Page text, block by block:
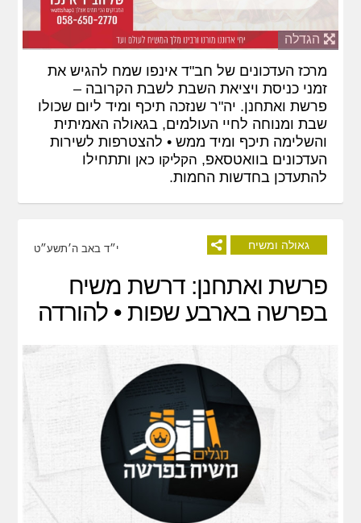
הגדלה
מרכז העדכונים של חב"ד אינפו שמח להגיש את
זמני כניסת ויציאת השבת לשבת הקרובה –
פרשת ואתחנן. יה"ר שנזכה תיכף ומיד ליום שכולו
שבת ומנוחה לחיי העולמים, בגאולה האמיתית
והשלימה תיכף ומיד ממש • להצטרפות לשירות
העדכונים בוואטסאפ, הקליקו כאן ותתחילו
להתעדכן בחדשות החמות.
גאולה ומשיח י״ד באב ה׳תשע״ט
פרשת ואתחנן: דרשת משיח
בפרשה בארבע שפות • להורדה